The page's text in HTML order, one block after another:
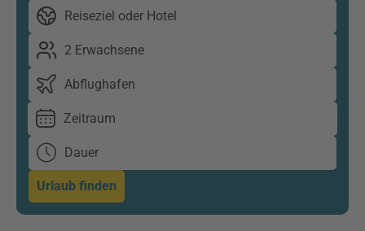
Reiseziel oder Hotel
2 Erwachsene
Abflughafen
Zeitraum
Dauer
Urlaub finden